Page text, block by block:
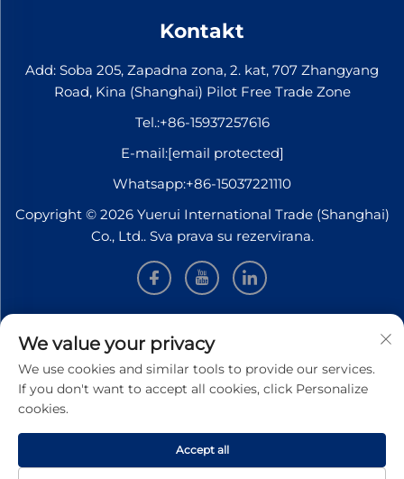
Kontakt
Add: Soba 205, Zapadna zona, 2. kat, 707 Zhangyang
Road, Kina (Shanghai) Pilot Free Trade Zone
Tel.:+86-15937257616
E-mail:[email protected]
Whatsapp:+86-15037221110
Copyright © 2026 Yuerui International Trade (Shanghai)
Co., Ltd.. Sva prava su rezervirana.
Informacije
Pretplatite se kako biste primali naš tjedni newsletter
POŠALJI
We value your privacy
We use cookies and similar tools to provide our services.
If you don't want to accept all cookies, click Personalize
cookies.
Accept all